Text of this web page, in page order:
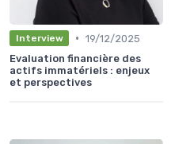
Interview • 19/12/2025
Evaluation financière des
actifs immatériels : enjeux
et perspectives